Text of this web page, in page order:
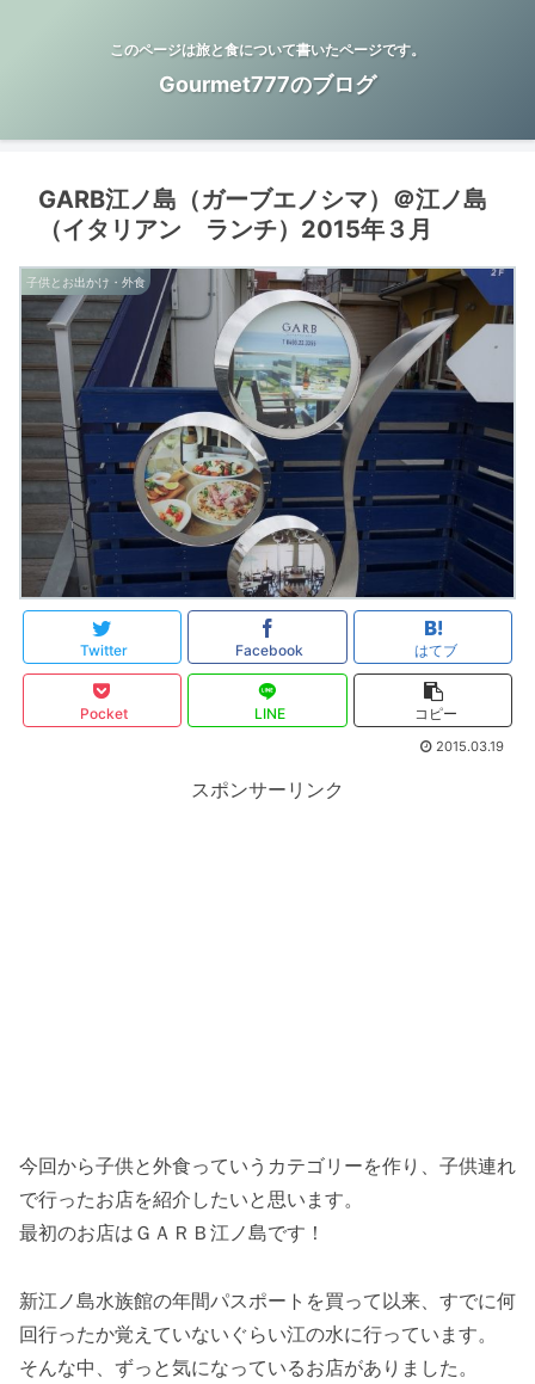
このページは旅と食について書いたページです。
Gourmet777のブログ
GARB江ノ島（ガーブエノシマ）＠江ノ島
（イタリアン ランチ）2015年３月
子供とお出かけ・外食
Twitter Facebook はてブ
Pocket LINE コピー
2015.03.19
スポンサーリンク
今回から子供と外食っていうカテゴリーを作り、子供連れ
で行ったお店を紹介したいと思います。
最初のお店はＧＡＲＢ江ノ島です！
新江ノ島水族館の年間パスポートを買って以来、すでに何
回行ったか覚えていないぐらい江の水に行っています。
そんな中、ずっと気になっているお店がありました。